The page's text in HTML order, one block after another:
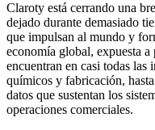
Claroty está cerrando una
dejado durante demasiado
que impulsan al mundo y
economía global, expuesta a
encuentran en casi todas las
químicos y fabricación,
datos que sustentan los
operaciones comerciales.